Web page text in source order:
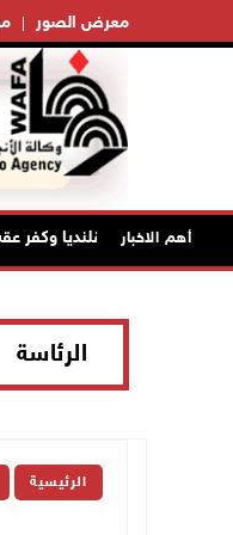
معرض الصور
أهم الاخبار
من مخيم قلنديا وكفر عقب
الرئاسة
الرئيسية